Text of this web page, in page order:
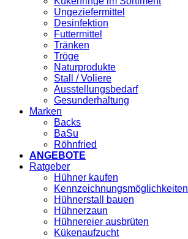
Ungeziefermittel
Desinfektion
Futtermittel
Tränken
Tröge
Naturprodukte
Stall / Voliere
Ausstellungsbedarf
Gesunderhaltung
Marken
Backs
BaSu
Röhnfried
ANGEBOTE
Ratgeber
Hühner kaufen
Kennzeichnungsmöglichkeiten
Hühnerstall bauen
Hühnerzaun
Hühnereier ausbrüten
Kükenaufzucht